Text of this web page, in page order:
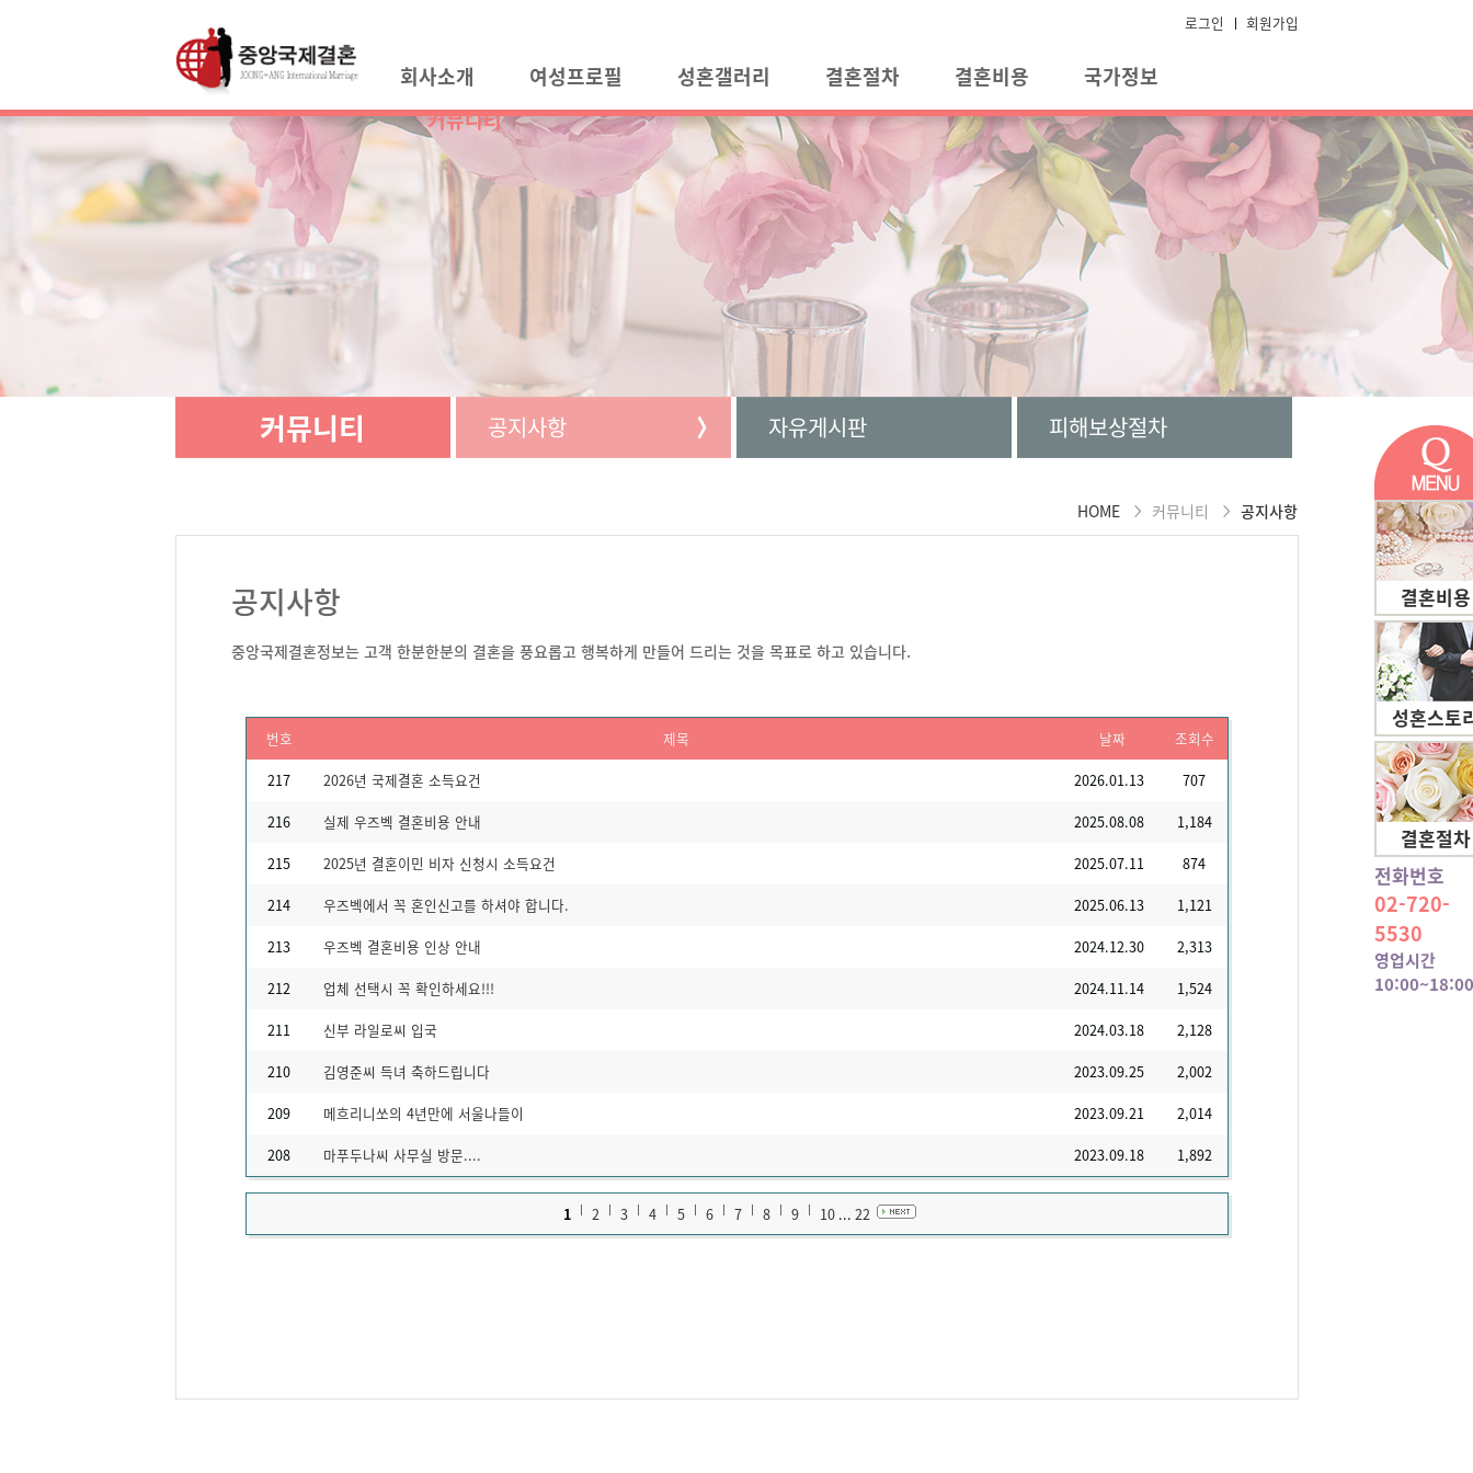
로그인 회원가입
회사소개 여성프로필 성혼갤러리 결혼절차 결혼비용
국가정보
커뮤니티
커뮤니티 공지사항 자유게시판 피해보상절차
HOME 커뮤니티 공지사항
공지사항
중앙국제결혼정보는 고객 한분한분의 결혼을 풍요롭고 행복하게 만들어 드리는 것을 목표로 하고 있습니다.
번호 제목 날짜
조회수
217
2026년 국제결혼 소득요건 2026.01.13
707
216
실제 우즈벡 결혼비용 안내 2025.08.08
1,184
215
2025년 결혼이민 비자 신청시 소득요건 2025.07.11
874
214
우즈벡에서 꼭 혼인신고를 하셔야 합니다. 2025.06.13
1,121
213
우즈벡 결혼비용 인상 안내 2024.12.30
2,313
212
업체 선택시 꼭 확인하세요!!! 2024.11.14
1,524
211
신부 라일로씨 입국 2024.03.18
2,128
210
김영준씨 득녀 축하드립니다 2023.09.25
2,002
209
메흐리니쏘의 4년만에 서울나들이 2023.09.21
2,014
208
마푸두나씨 사무실 방문.... 2023.09.18 1,892
1 2 3 4 5 6 7 8 9 10 ... 22
결혼비용
성혼스토
결혼절차
전화번호
02-720-
5530
영업시간
10:00~18:00